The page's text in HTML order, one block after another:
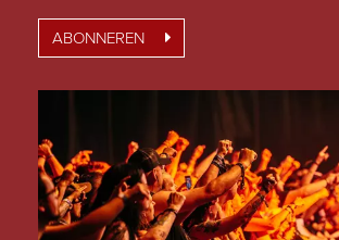
ABONNEREN